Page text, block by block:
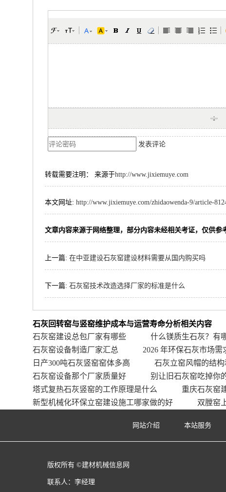
发表评论
转载需要注明： 来源于http://www.jixiemuye.com
本文网址:http://www.jixiemuye.com/zhidaowenda-9/article-
文章内容来源于网络整理，部分内容未经相关考证，仅供参
上一篇:在中亚建设石灰窑建设材料需要从国内购买吗
下一篇:石灰窑技术改造选择厂家的标准是什么
石灰回转窑与竖窑维护成本与运营寿命分析相关内容
石灰窑建设总包厂家有哪些
什么镁质生石灰？有
石灰窑设备制造厂家汇总
2026 年环保石灰市场需
日产300吨石灰竖窑窑体多高
石灰立窑风帽的结构
石灰窑设备那个厂家质量好
别让旧石灰窑吃掉你
塔式复热石灰竖窑的工作原理是什么
重庆石灰窑
新型机械化环保立窑建设施工哪家做的好
双膛窑
网站介绍 本站服务
版权所有 ©建材机械信息网
联系人：李经理